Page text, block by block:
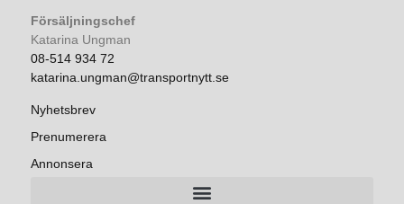
Försäljningschef
Katarina Ungman
08-514 934 72
katarina.ungman@transportnytt.se
Nyhetsbrev
Prenumerera
Annonsera